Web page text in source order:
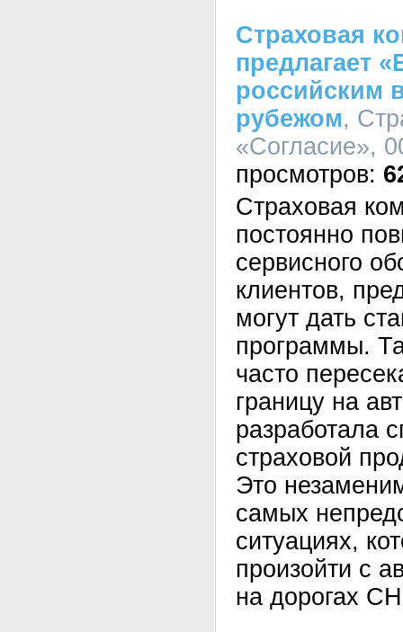
Страховая
предлагает
российским
рубежом,
«Согласие»,
Страховая
постоянно
сервисного
клиентов,
могут дать
программы.
часто
границу на
разработала
страховой
Это
самых
ситуациях,
произойти с
на дорогах